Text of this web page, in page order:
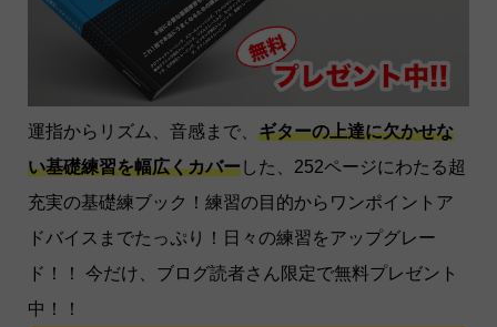
運指からリズム、音感まで、 ギターの上達に欠かせな
い基礎練習を幅広くカバーした、252ページにわたる超
充実の基礎練ブック！練習の目的からワンポイントア
ドバイスまでたっぷり！日々の練習をアップグレー
ド！！ 今だけ、ブログ読者さん限定で無料プレゼント
中！！